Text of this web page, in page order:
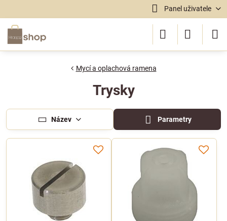
Panel uživatele
Mycí a oplachová ramena
Trysky
Název Parametry